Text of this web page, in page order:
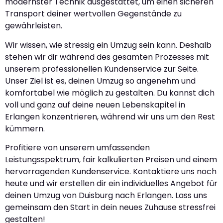
Transport deiner wertvollen Gegenstände zu
gewährleisten.
Wir wissen, wie stressig ein Umzug sein kann. Deshalb
stehen wir dir während des gesamten Prozesses mit
unserem professionellen Kundenservice zur Seite.
Unser Ziel ist es, deinen Umzug so angenehm und
komfortabel wie möglich zu gestalten. Du kannst dich
voll und ganz auf deine neuen Lebenskapitel in
Erlangen konzentrieren, während wir uns um den Rest
kümmern.
Profitiere von unserem umfassenden
Leistungsspektrum, fair kalkulierten Preisen und einem
hervorragenden Kundenservice. Kontaktiere uns noch
heute und wir erstellen dir ein individuelles Angebot für
deinen Umzug von Duisburg nach Erlangen. Lass uns
gemeinsam den Start in dein neues Zuhause stressfrei
gestalten!